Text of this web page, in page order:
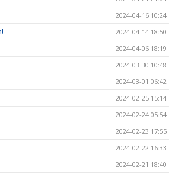
2024-04-16 10:24
2024-04-14 18:50
2024-04-06 18:19
2024-03-30 10:48
2024-03-01 06:42
2024-02-25 15:14
2024-02-24 05:54
2024-02-23 17:55
2024-02-22 16:33
2024-02-21 18:40